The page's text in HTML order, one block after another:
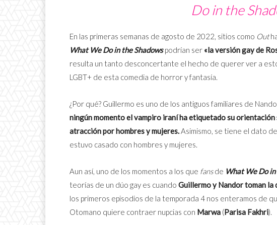
Do in the
En las primeras semanas de agosto de 2022, sitios como Out
What We Do in the Shadowspodrían ser «la versión gay de
resulta un tanto desconcertante el hecho de querer ver a
LGBT+ de esta comedia de horror y fantasía.
¿Por qué? Guillermo es uno de los antiguos familiares de
ningún momento el vampiro iraní ha etiquetado su orientación
atracción por hombres y mujeres.Asimismo, se tiene el dato
estuvo casado con hombres y mujeres.
Aun así, uno de los momentos a los que fansde What We Do
teorías de un dúo gay es cuando Guillermo y Nandor toman la
los primeros episodios de la temporada 4 nos enteramos de
Otomano quiere contraer nupcias con Marwa (Parisa Fakhri).